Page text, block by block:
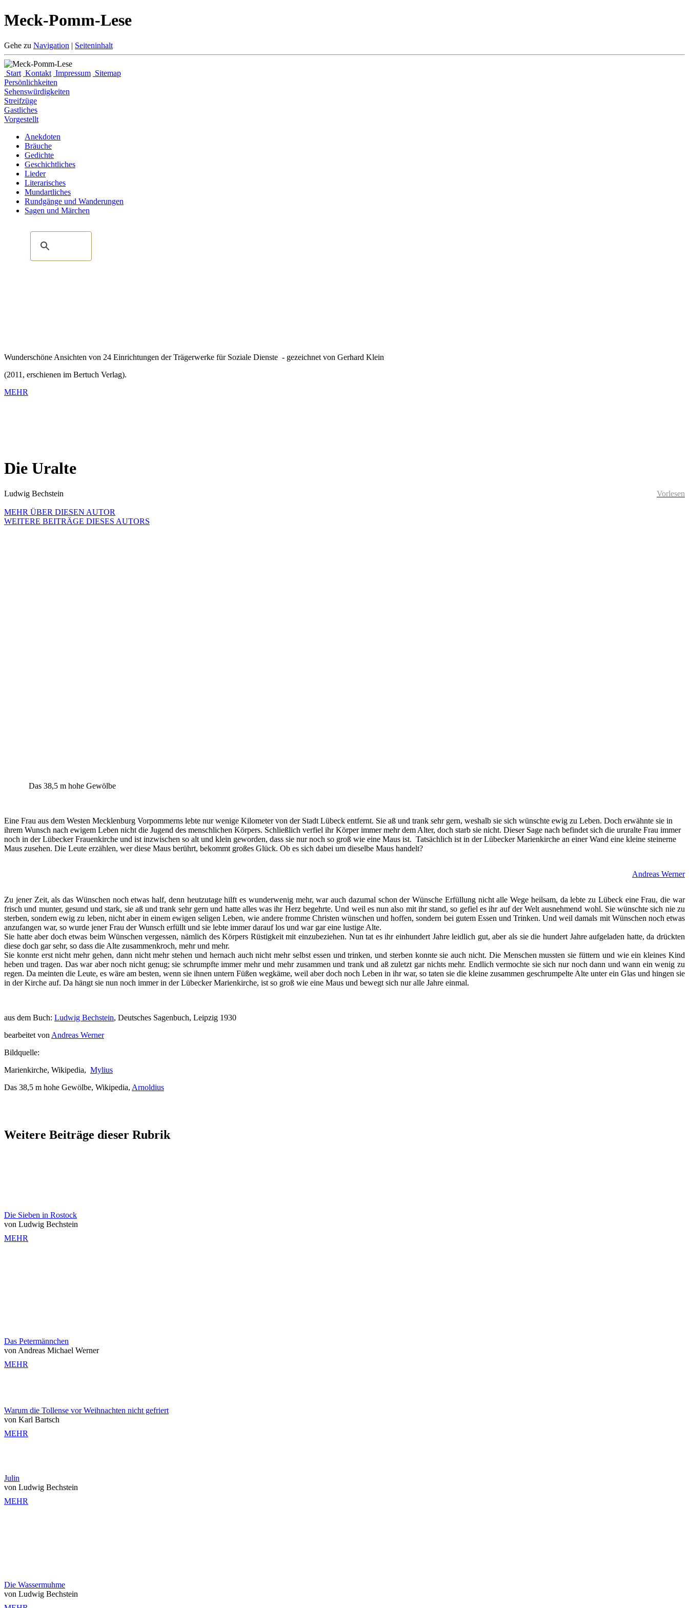
Meck-Pomm-Lese
Gehe zu Navigation | Seiteninhalt
Start Kontakt Impressum Sitemap
Persönlichkeiten
Sehenswürdigkeiten
Streifzüge
Gastliches
Vorgestellt
Anekdoten
Bräuche
Gedichte
Geschichtliches
Lieder
Literarisches
Mundartliches
Rundgänge und Wanderungen
Sagen und Märchen
Wunderschöne Ansichten von 24 Einrichtungen der Trägerwerke für Soziale Dienste - gezeichnet von Gerhard Klein
(2011, erschienen im Bertuch Verlag).
MEHR
Die Uralte
Vorlesen
Ludwig Bechstein
MEHR ÜBER DIESEN AUTOR
WEITERE BEITRÄGE DIESES AUTORS
Das 38,5 m hohe Gewölbe
Eine Frau aus dem Westen Mecklenburg Vorpommerns lebte nur wenige Kilometer von der Stadt Lübeck entfernt. Sie aß und trank sehr gern, weshalb sie sich wünschte ewig zu Leben. Doch erwähnte sie in
ihrem Wunsch nach ewigem Leben nicht die Jugend des menschlichen Körpers. Schließlich verfiel ihr Körper immer mehr dem Alter, doch starb sie nicht. Dieser Sage nach befindet sich die ururalte Frau immer
noch in der Lübecker Frauenkirche und ist inzwischen so alt und klein geworden, dass sie nur noch so groß wie eine Maus ist. Tatsächlich ist in der Lübecker Marienkirche an einer Wand eine kleine steinerne
Maus zusehen. Die Leute erzählen, wer diese Maus berührt, bekommt großes Glück. Ob es sich dabei um dieselbe Maus handelt?
Andreas Werner
Zu jener Zeit, als das Wünschen noch etwas half, denn heutzutage hilft es wunderwenig mehr, war auch dazumal schon der Wünsche Erfüllung nicht alle Wege heilsam, da lebte zu Lübeck eine Frau, die war
frisch und munter, gesund und stark, sie aß und trank sehr gern und hatte alles was ihr Herz begehrte. Und weil es nun also mit ihr stand, so gefiel es ihr auf der Welt ausnehmend wohl. Sie wünschte sich nie zu
sterben, sondern ewig zu leben, nicht aber in einem ewigen seligen Leben, wie andere fromme Christen wünschen und hoffen, sondern bei gutem Essen und Trinken. Und weil damals mit Wünschen noch etwas
anzufangen war, so wurde jener Frau der Wunsch erfüllt und sie lebte immer darauf los und war gar eine lustige Alte.
Sie hatte aber doch etwas beim Wünschen vergessen, nämlich des Körpers Rüstigkeit mit einzubeziehen. Nun tat es ihr einhundert Jahre leidlich gut, aber als sie die hundert Jahre aufgeladen hatte, da drückten
diese doch gar sehr, so dass die Alte zusammenkroch, mehr und mehr.
Sie konnte erst nicht mehr gehen, dann nicht mehr stehen und hernach auch nicht mehr selbst essen und trinken, und sterben konnte sie auch nicht. Die Menschen mussten sie füttern und wie ein kleines Kind
heben und tragen. Das war aber noch nicht genug; sie schrumpfte immer mehr und mehr zusammen und trank und aß zuletzt gar nichts mehr. Endlich vermochte sie sich nur noch dann und wann ein wenig zu
regen. Da meinten die Leute, es wäre am besten, wenn sie ihnen untern Füßen wegkäme, weil aber doch noch Leben in ihr war, so taten sie die kleine zusammen geschrumpelte Alte unter ein Glas und hingen sie
in der Kirche auf. Da hängt sie nun noch immer in der Lübecker Marienkirche, ist so groß wie eine Maus und bewegt sich nur alle Jahre einmal.
aus dem Buch: Ludwig Bechstein, Deutsches Sagenbuch, Leipzig 1930
bearbeitet von Andreas Werner
Bildquelle:
Marienkirche, Wikipedia, Mylius
Das 38,5 m hohe Gewölbe, Wikipedia, Arnoldius
Weitere Beiträge dieser Rubrik
Die Sieben in Rostock
von Ludwig Bechstein
MEHR
Das Petermännchen
von Andreas Michael Werner
MEHR
Warum die Tollense vor Weihnachten nicht gefriert
von Karl Bartsch
MEHR
Julin
von Ludwig Bechstein
MEHR
Die Wassermuhme
von Ludwig Bechstein